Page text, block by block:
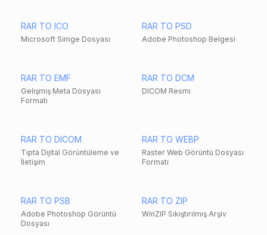
RAR TO ICO
Microsoft Simge Dosyası
RAR TO PSD
Adobe Photoshop Belgesi
RAR TO EMF
Gelişmiş Meta Dosyası
Formatı
RAR TO DCM
DICOM Resmi
RAR TO DICOM
Tıpta Dijital Görüntüleme ve
İletişim
RAR TO WEBP
Raster Web Görüntü Dosyası
Formatı
RAR TO PSB
Adobe Photoshop Görüntü
Dosyası
RAR TO ZIP
WinZIP Sıkıştırılmış Arşiv